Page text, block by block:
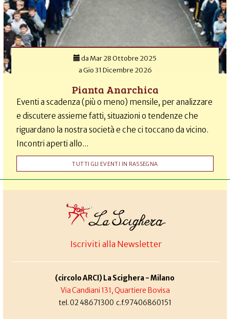
da Mar 28 Ottobre 2025
aGio 31 Dicembre 2026
Pianta Anarchica
Eventi a scadenza (più o meno) mensile, per analizzare
e discutere assieme fatti, situazioni o tendenze che
riguardano la nostra società e che ci toccano da vicino.
Incontri aperti allo...
TUTTI GLI EVENTI IN RASSEGNA
Iscriviti alla Newsletter
(circolo ARCI) La Scighera - Milano
Via Candiani 131, Quartiere Bovisa
tel. 02 48671300 c.f.97406860151